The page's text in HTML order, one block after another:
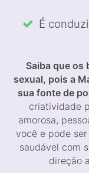
É
Saiba que os
sexual, pois a
sua fonte de
criatividade
amorosa,
você e pode
saudável com
direção